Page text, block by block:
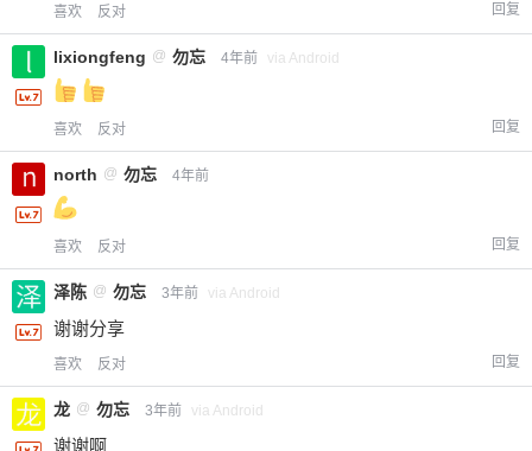
20 元 50 元 自定义
喜欢 反对 回复
lixiongfeng @ 勿忘 4年前 via Android
喜欢 反对 回复
north @ 勿忘 4年前
喜欢 反对 回复
泽陈 @ 勿忘 3年前 via Android
谢谢分享
喜欢 反对 回复
龙 @ 勿忘 3年前 via Android
谢谢啊
您没有权限发布内容，请购买会员或者提升权